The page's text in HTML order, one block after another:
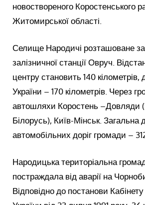
новоствореного Коростенського
Житомирської області.
Селище Народичі розташоване за
залізничної станції Овруч.
центру становить 140 кілометрів,
України – 170 кілометрів. Через
автошляхи Коростень –Довляди
Білорусь), Київ-Мінськ. Загальна
автомобільних доріг громади –
Народицька територіальна
постраждала від аварії на
Відповідно до постанови Кабінету